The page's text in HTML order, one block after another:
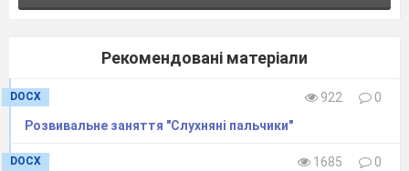
Рекомендовані матеріали
DOCX 922
0
Розвивальне заняття "Слухняні пальчики"
DOCX 1685
0